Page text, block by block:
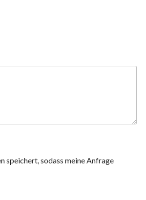
speichert, sodass meine Anfrage